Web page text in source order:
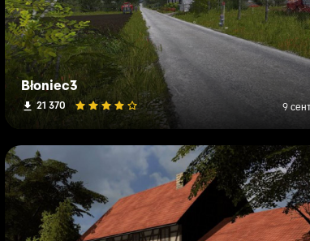
Błoniec3
21 370 9